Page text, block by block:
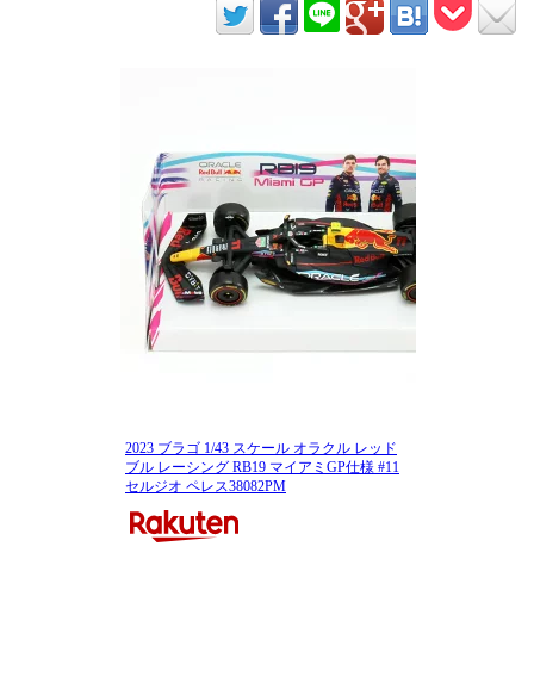
2023 ブラゴ 1/43 スケール オラクル レッド
ブル レーシング RB19 マイアミGP仕様 #11
セルジオ ペレス38082PM